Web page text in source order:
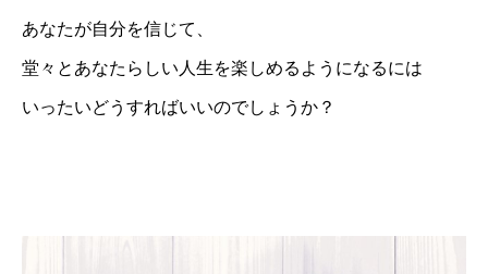
あなたが自分を信じて、
堂々とあなたらしい人生を楽しめるようになるには
いったいどうすればいいのでしょうか？